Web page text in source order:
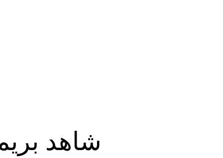
شاهد